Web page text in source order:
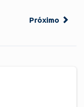
Próximo